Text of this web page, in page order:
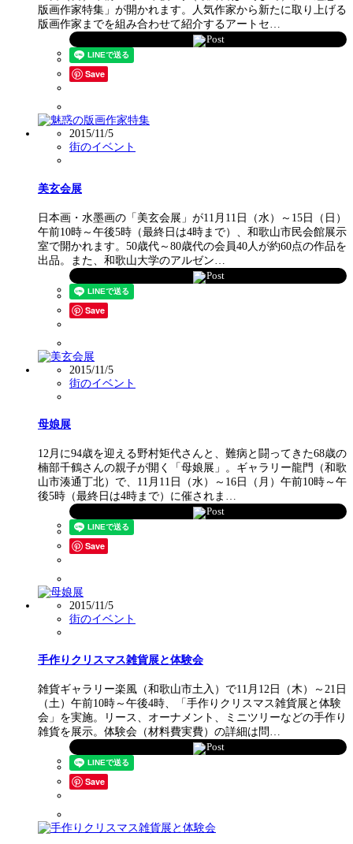
版画作家特集」が開かれます。人気作家から新たに取り上げる
版画作家までを組み合わせて紹介するアートセ…
Post
Save
2015/11/5
街のイベント
美玄会展
日本画・水墨画の「美玄会展」が11月11日（水）～15日（日）
午前10時～午後5時（最終日は4時まで）、和歌山市民会館展示
室で開かれます。50歳代～80歳代の会員40人が約60点の作品を
出品。また、和歌山大学のアルゼン…
Post
Save
2015/11/5
街のイベント
母娘展
12月に94歳を迎える野村矩代さんと、難病と闘ってきた68歳の
楠部千鶴さんの親子が開く「母娘展」。ギャラリー龍門（和歌
山市湊通丁北）で、11月11日（水）～16日（月）午前10時～午
後5時（最終日は4時まで）に催されま…
Post
Save
2015/11/5
街のイベント
手作りクリスマス雑貨展と体験会
雑貨ギャラリー楽風（和歌山市土入）で11月12日（木）～21日
（土）午前10時～午後4時、「手作りクリスマス雑貨展と体験
会」を実施。リース、オーナメント、ミニツリーなどの手作り
雑貨を展示。体験会（材料費実費）の詳細は問…
Post
Save